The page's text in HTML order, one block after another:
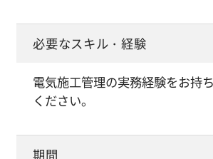
必要なスキル・経験
電気施工管理の実務経験をお持
ください。
期間